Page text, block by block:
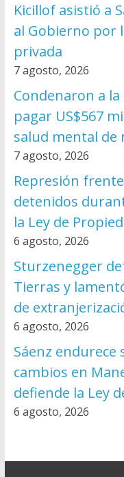
Kicillof asistió a
al Gobierno por
privada
7 agosto, 2026
Condenaron a
pagar US$567
salud mental de
7 agosto, 2026
Represión
detenidos
la Ley de
6 agosto, 2026
Sturzenegger
Tierras y
de
6 agosto, 2026
Sáenz
cambios en
defiende la Ley
6 agosto, 2026